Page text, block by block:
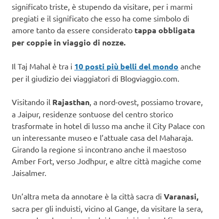
significato triste, è stupendo da visitare, per i marmi
pregiati e il significato che esso ha come simbolo di
amore tanto da essere considerato tappa obbligata
per coppie in viaggio di nozze.
Il Taj Mahal è tra i 10 posti più belli del mondo anche
per il giudizio dei viaggiatori di Blogviaggio.com.
Visitando il Rajasthan , a nord-ovest, possiamo trovare,
a Jaipur, residenze sontuose del centro storico
trasformate in hotel di lusso ma anche il City Palace con
un interessante museo e l’attuale casa del Maharaja.
Girando la regione si incontrano anche il maestoso
Amber Fort, verso Jodhpur, e altre città magiche come
Jaisalmer.
Un’altra meta da annotare è la città sacra di Varanasi,
sacra per gli induisti, vicino al Gange, da visitare la sera,